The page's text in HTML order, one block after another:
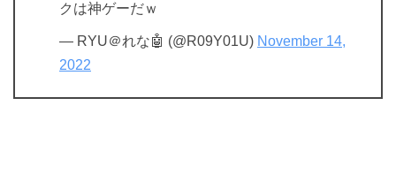
クは神ゲーだｗ
— RYU＠れな🤖 (@R09Y01U) November 14,
2022